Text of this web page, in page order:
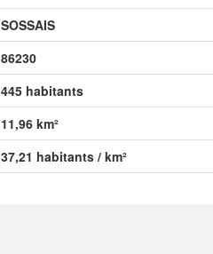
SOSSAIS
86230
445 habitants
11,96 km²
37,21 habitants / km²